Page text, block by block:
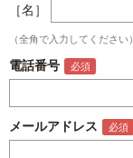
［名］
（全角で入力してください）
電話番号
メールアドレス